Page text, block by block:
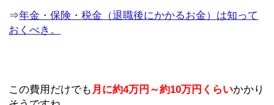
⇒年金・保険・税金（退職後にかかるお金）は知って
おくべき。
この費用だけでも 月に約4万円～約10万円くらいかかり